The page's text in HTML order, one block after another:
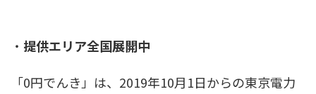
・ 提供エリア全国展開中
「0円でんき」は、2019年10月1日からの東京電力